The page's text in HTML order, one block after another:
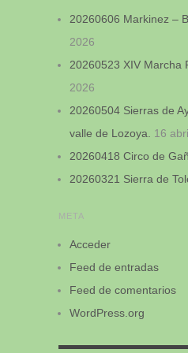
20260606 Markinez –
2026
20260523 XIV Marcha
2026
20260504 Sierras de
valle de Lozoya.
16
20260418 Circo de
20260321 Sierra de
META
Acceder
Feed de entradas
Feed de comentarios
WordPress.org